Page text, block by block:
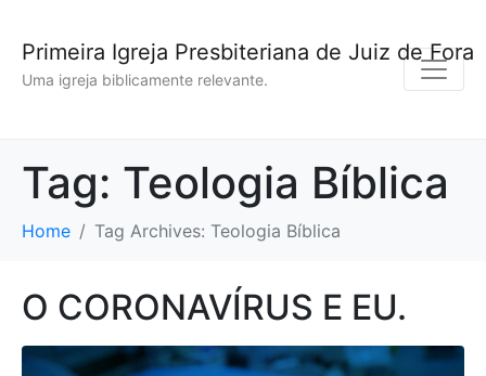
Primeira Igreja Presbiteriana de Juiz de Fora
Uma igreja biblicamente relevante.
Tag: Teologia Bíblica
Home Tag Archives: Teologia Bíblica
O CORONAVÍRUS E EU.